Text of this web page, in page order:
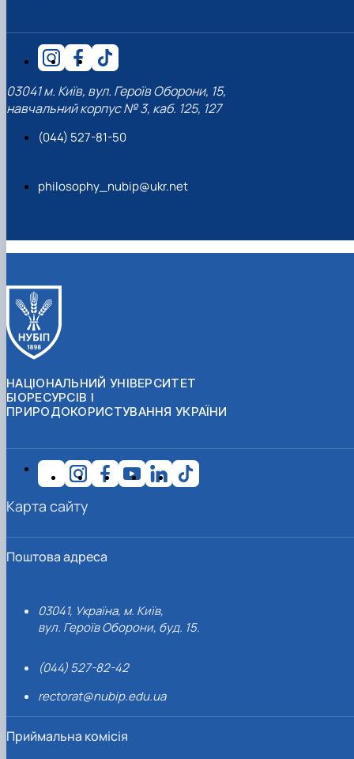
03041 м. Київ, вул. Героїв Оборони, 15,
навчальний корпус № 3, каб. 125, 127
(044) 527-81-50
philosophy_nubip@ukr.net
НАЦІОНАЛЬНИЙ УНІВЕРСИТЕТ
БІОРЕСУРСІВ І
ПРИРОДОКОРИСТУВАННЯ УКРАЇНИ
Поштова адреса
03041, Україна, м. Київ,
вул. Героїв Оборони, буд. 15.
(044) 527-82-42
rectorat@nubip.edu.ua
Приймальна комісія
Карта сайту